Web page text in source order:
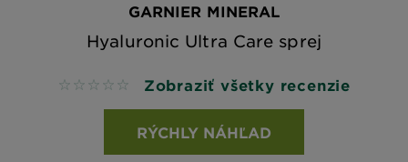
GARNIER MINERAL
Hyaluronic Ultra Care sprej
No reviews Zobraziť všetky recenzie
RÝCHLY NÁHĽAD